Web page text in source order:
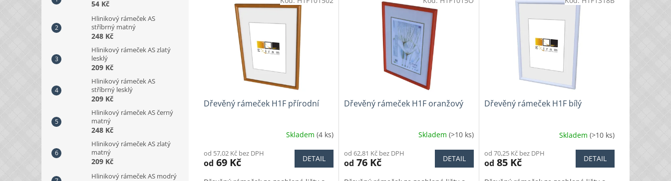
54 Kč
Hlinikový rámeček AS
stříbrný matný
248 Kč
Hlinikový rámeček AS zlatý
lesklý
209 Kč
Hlinikový rámeček AS
stříbrný lesklý
209 Kč
Hlinikový rámeček AS černý
matný
248 Kč
Hlinikový rámeček AS zlatý
matný
209 Kč
Hlinikový rámeček AS modrý
Dřevěný rámeček H1F přírodní
Skladem (4 ks)
od 57,02 Kč bez DPH
od 69 Kč DETAIL
Dřevěný rámeček H1F oranžový
Skladem (>10 ks)
od 62,81 Kč bez DPH
od 76 Kč DETAIL
Dřevěný rámeček H1F bílý
Skladem (>10 ks)
od 70,25 Kč bez DPH
od 85 Kč DETAIL